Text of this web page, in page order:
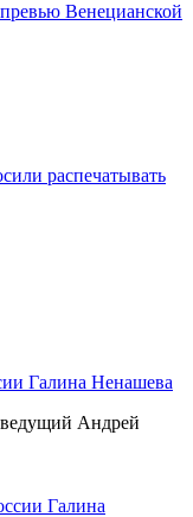
превью Венецианской
распечатывать
Галина Ненашева
Андрей